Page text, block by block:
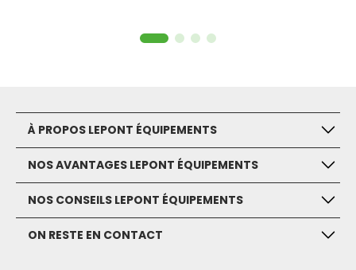
À PROPOS LEPONT ÉQUIPEMENTS
NOS AVANTAGES LEPONT ÉQUIPEMENTS
NOS CONSEILS LEPONT ÉQUIPEMENTS
ON RESTE EN CONTACT